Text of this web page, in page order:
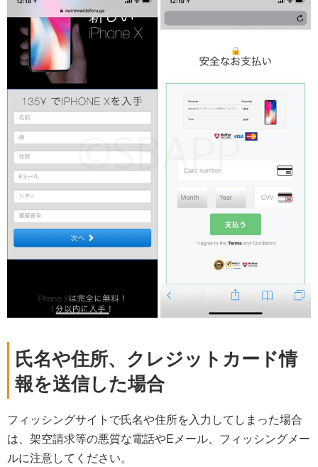
氏名や住所、クレジットカード情
報を送信した場合
フィッシングサイトで氏名や住所を入力してしまった場合
は、架空請求等の悪質な電話やEメール、フィッシングメー
ルに注意してください。